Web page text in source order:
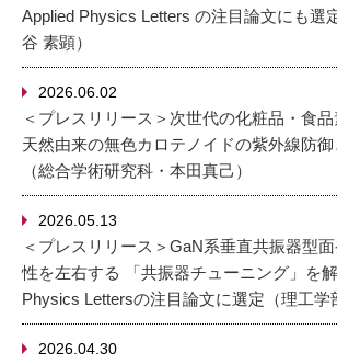
Applied Physics Letters の注目論文にも選
谷 素顕）
2026.06.02
＜プレスリリース＞次世代の化粧品・食品
天然由来の無色カロテノイドの紫外線防
（総合学術研究科・本田真己）
2026.05.13
＜プレスリリース＞GaN系垂直共振器型
性を左右する 「共振器チューニング」を
Physics Lettersの注目論文に選定（理工学
2026.04.30